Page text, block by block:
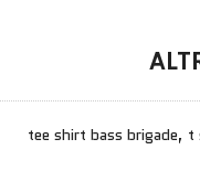
tee shirt bass brigade, t